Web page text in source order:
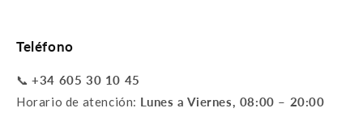
Teléfono
📞+34 605 30 10 45
Horario de atención: Lunes a Viernes, 08:00 – 20:00
En tu primera compra